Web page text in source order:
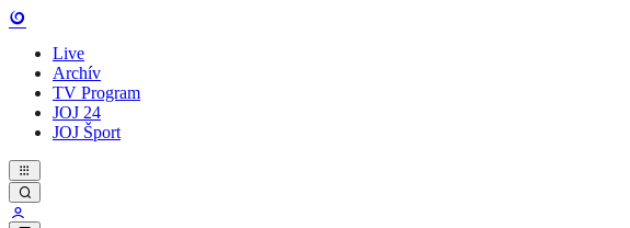
Live
Archív
TV Program
JOJ 24
JOJ Šport